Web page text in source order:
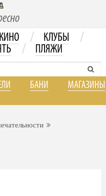
КИНО / КЛУБЫ /
/ ПЛЯЖИ
БАНИ МАГАЗИНЫ